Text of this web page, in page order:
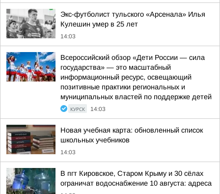
Экс-футболист тульского «Арсенала» Илья
Кулешин умер в 25 лет
14:03
Всероссийский обзор «Дети России — сила
государства» — это масштабный
информационный ресурс, освещающий
позитивные практики региональных и
муниципальных властей по поддержке детей
КУРСК 14:03
Новая учебная карта: обновленный список
школьных учебников
14:03
В пгт Кировское, Старом Крыму и 30 сёлах
ограничат водоснабжение 10 августа: адреса